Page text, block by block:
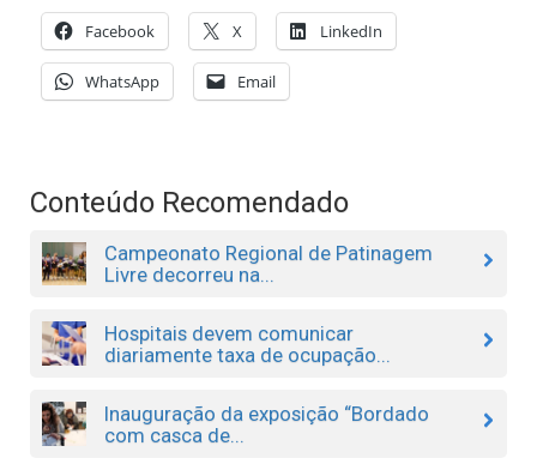
Facebook X LinkedIn
WhatsApp Email
Conteúdo Recomendado
Campeonato Regional de Patinagem
Livre decorreu na...
Hospitais devem comunicar
diariamente taxa de ocupação...
Inauguração da exposição “Bordado
com casca de...